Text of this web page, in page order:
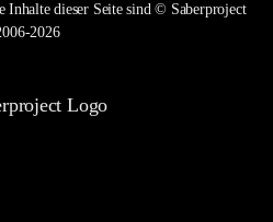
dieser Seite sind © Saberproject
2026